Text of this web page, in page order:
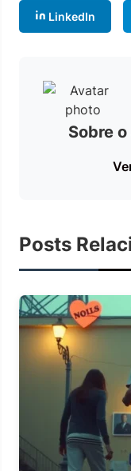
LinkedIn
Sobre
Posts